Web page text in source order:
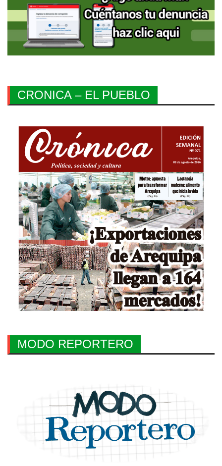
CRONICA – EL PUEBLO
MODO REPORTERO